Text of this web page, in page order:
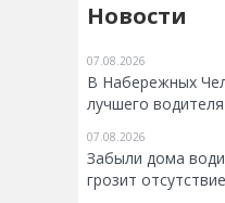
Новости
07.08.2026
В Набережных
лучшего
07.08.2026
Забыли дома
грозит